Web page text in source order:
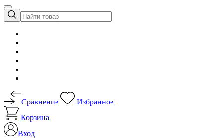
Сравнение
Избранное
Корзина
Вход